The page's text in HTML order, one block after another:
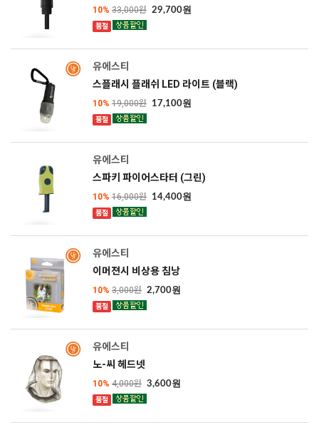
SOLD OUT
10% 33,000원 29,700원
품절
SOLD OUT
유에스티
스플래시 플래쉬 LED 라이트 (블랙)
10% 19,000원 17,100원
품절
SOLD OUT
유에스티
스파키 파이어스타터 (그린)
10% 16,000원 14,400원
품절
SOLD OUT
유에스티
이머젼시 비상용 침낭
10% 3,000원 2,700원
품절
유에스티
노-씨 헤드넷
10% 4,000원 3,600원
품절